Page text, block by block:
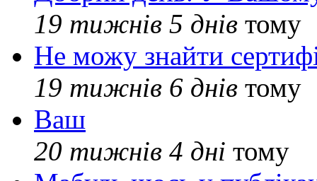
19 тижнів 5 днів тому
Не можу знайти
19 тижнів 6 днів тому
Ваш
20 тижнів 4 дні тому